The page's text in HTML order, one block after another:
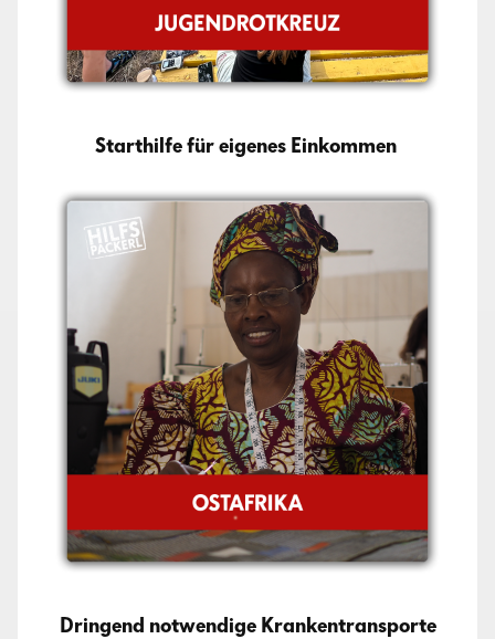
Starthilfe für eigenes Einkommen
Dringend notwendige Krankentransporte